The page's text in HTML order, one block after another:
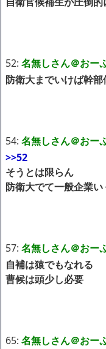
52: 名無しさん＠おー
防衛大までいけば幹
54: 名無しさん＠おー
>>52
そうとは限らん
防衛大でて一般企業
57: 名無しさん＠おー
自補は猿でもなれる
曹候は頭少し必要
65: 名無しさん＠おー